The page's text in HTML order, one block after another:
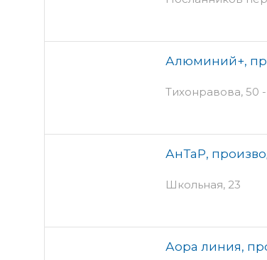
Алюминий+,
Тихонравова, 50
АнТаР,
Школьная, 23
Аора линия,